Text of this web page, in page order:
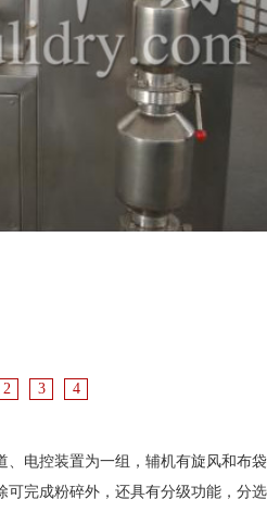
2 3 4
电控装置为一组，辅机有旋风和布袋
可完成粉碎外，还具有分级功能，分选